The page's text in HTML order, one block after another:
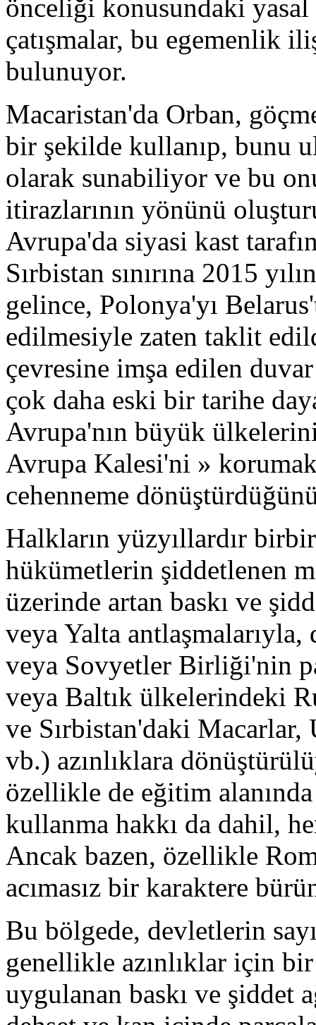
önceliği konusundaki yasal
çatışmalar, bu egemenlik
bulunuyor.
Macaristan'da Orban,
bir şekilde kullanıp, bunu
olarak sunabiliyor ve bu
itirazlarının yönünü
Avrupa'da siyasi kast
Sırbistan sınırına 2015
gelince, Polonya'yı
edilmesiyle zaten taklit
çevresine imşa edilen
çok daha eski bir tarihe
Avrupa'nın büyük
Avrupa Kalesi'ni »
cehenneme
Halkların yüzyıllardır
hükümetlerin şiddetlenen
üzerinde artan baskı ve
veya Yalta antlaşmalarıyla,
veya Sovyetler Birliği'nin
veya Baltık ülkelerindeki
ve Sırbistan'daki
vb.) azınlıklara
özellikle de eğitim
kullanma hakkı da dahil,
Ancak bazen, özellikle
acımasız bir karaktere
Bu bölgede, devletlerin
genellikle azınlıklar için
uygulanan baskı ve şiddet